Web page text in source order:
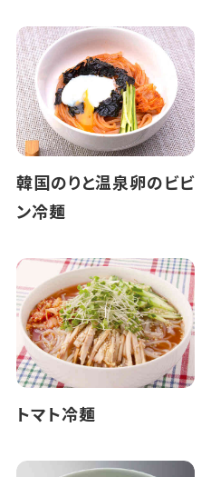
韓国のりと温泉卵のビビ
ン冷麺
トマト冷麺